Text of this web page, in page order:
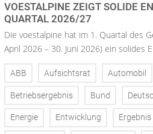
VOESTALPINE ZEIGT SOLIDE
QUARTAL 2026/27
Die voestalpine hat im 1. Quartal des
April 2026 – 30. Juni 2026) ein solides
ABB Aufsichtsrat Automobil
Betriebsergebnis Bund
Energie Entwicklung Ergebnis